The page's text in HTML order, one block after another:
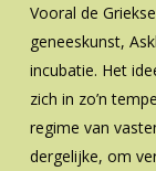
Vooral de
geneeskunst,
incubatie. Het
zich in zo’n
regime van
dergelijke, om